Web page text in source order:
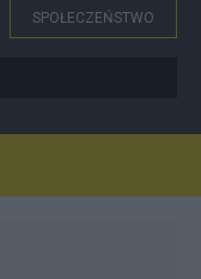
SPOŁECZEŃSTWO